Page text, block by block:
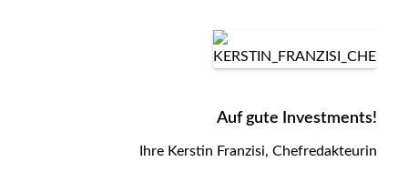
Auf gute Investments!
Ihre Kerstin Franzisi, Chefredakteurin